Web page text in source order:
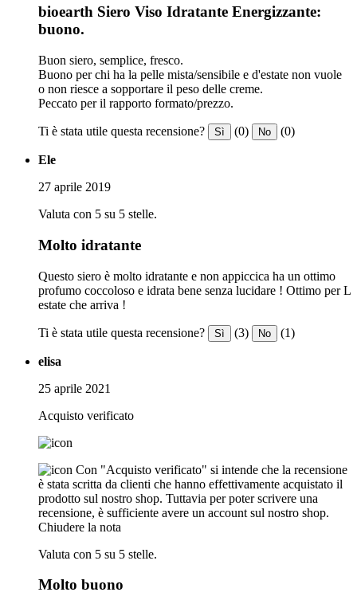
bioearth Siero Viso Idratante Energizzante:
buono.
Buon siero, semplice, fresco.
Buono per chi ha la pelle mista/sensibile e d'estate non vuole
o non riesce a sopportare il peso delle creme.
Peccato per il rapporto formato/prezzo.
Ti è stata utile questa recensione? Sì (0) No (0)
Ele
27 aprile 2019
Valuta con 5 su 5 stelle.
Molto idratante
Questo siero è molto idratante e non appiccica ha un ottimo
profumo coccoloso e idrata bene senza lucidare ! Ottimo per L
estate che arriva !
Ti è stata utile questa recensione? Sì (3) No (1)
elisa
25 aprile 2021
Acquisto verificato
Con "Acquisto verificato" si intende che la recensione
è stata scritta da clienti che hanno effettivamente acquistato il
prodotto sul nostro shop. Tuttavia per poter scrivere una
recensione, è sufficiente avere un account sul nostro shop.
Chiudere la nota
Valuta con 5 su 5 stelle.
Molto buono